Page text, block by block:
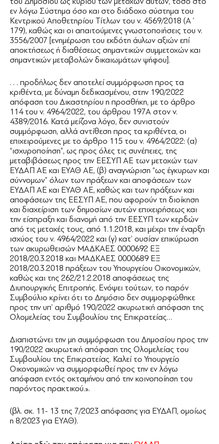
εν λόγω Σύστημα όσο και στο διάδοχο σύστημα του
Κεντρικού Αποθετηρίου Τίτλων του ν. 4569/2018 (Α΄
179), καθώς και οι απαιτούμενες γνωστοποιήσεις του ν.
3556/2007 [ενημέρωση του εκδότη άυλων αξιών επί
αποκτήσεως ή διαθέσεως σημαντικών συμμετοχών και
σημαντικών μεταβολών δικαιωμάτων ψήφου].
. . . προδήλως δεν αποτελεί συμμόρφωση προς τα
κριθέντα, με δύναμη δεδικασμένου, στην 190/2022
απόφαση του Δικαστηρίου η προσθήκη, με το άρθρο
114 του ν. 4964/2022, του άρθρου 197Α στον ν.
4389/2016. Κατά μείζονα λόγο, δεν συνιστούν
συμμόρφωση, αλλά αντίθεση προς τα κριθέντα, οι
επιχειρούμενες με το άρθρο 115 του ν. 4964/2022: (α)
“ισχυροποίηση”, ως προς όλες τις συνέπειες, της
μεταβιβάσεως προς την ΕΕΣΥΠ ΑΕ των μετοχών των
ΕΥΔΑΠ ΑΕ και ΕΥΑΘ ΑΕ, (β) αναγνώριση “ως έγκυρων και
σύννομων” όλων των πράξεων και αποφάσεων των
ΕΥΔΑΠ ΑΕ και ΕΥΑΘ ΑΕ, καθώς και των πράξεων και
αποφάσεων της ΕΕΣΥΠ ΑΕ, που αφορούν τη διοίκηση
και διαχείριση των δημοσίων αυτών επιχειρήσεως και
την είσπραξη και διανομή από την ΕΕΣΥΠ των κερδών
από τις μετοχές τους, από 1.1.2018, και μέχρι την έναρξη
ισχύος του ν. 4964/2022 και (γ) κατ’ ουσίαν επικύρωση
των ακυρωθεισών ΜΑΔΚΑΕΣ 0000692 ΕΞ
2018/20.3.2018 και ΜΑΔΚΑΕΣ 0000689 ΕΞ
2018/20.3.2018 πράξεων του Υπουργείου Οικονομικών,
καθώς και της 262/21.2.2018 αποφάσεως της
Διυπουργικής Επιτροπής. Ενόψει τούτων, το παρόν
Συμβούλιο κρίνει ότι το Δημόσιο δεν συμμορφώθηκε
προς την υπ’ αριθμό 190/2022 ακυρωτική απόφαση της
Ολομελείας του Συμβουλίου της Επικρατείας…
Διαπιστώνει την μη συμμόρφωση του Δημοσίου προς την
190/2022 ακυρωτική απόφαση της Ολομελείας του
Συμβουλίου της Επικρατείας. Καλεί το Υπουργείο
Οικονομικών να συμμορφωθεί προς την εν λόγω
απόφαση εντός οκταμήνου από την κοινοποίηση του
παρόντος πρακτικού.».
(βλ. σκ. 11- 13 της 7/2023 απόφασης για ΕΥΔΑΠ, ομοίως
η 8/2023 για ΕΥΑΘ).